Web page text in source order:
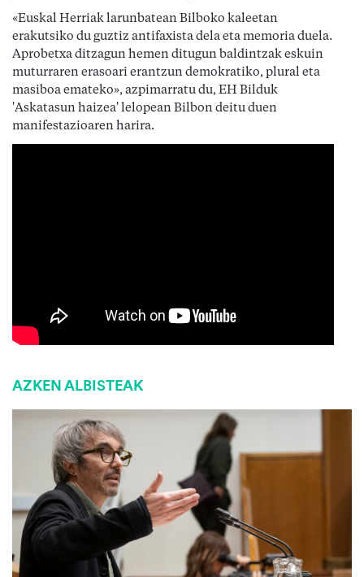
«Euskal Herriak larunbatean Bilboko kaleetan
erakutsiko du guztiz antifaxista dela eta memoria duela.
Aprobetxa ditzagun hemen ditugun baldintzak eskuin
muturraren erasoari erantzun demokratiko, plural eta
masiboa emateko», azpimarratu du, EH Bilduk
'Askatasun haizea' lelopean Bilbon deitu duen
manifestazioaren harira.
AZKEN ALBISTEAK